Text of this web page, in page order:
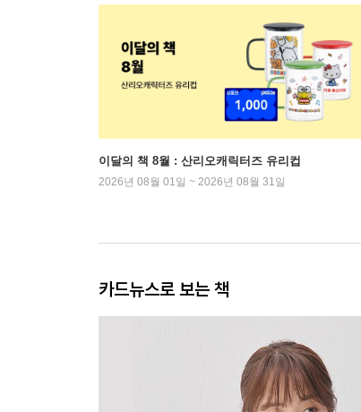
이달의 책 8월 : 산리오캐릭터즈 유리컵
2026년 08월 01일 ~ 2026년 08월 31일
카드뉴스로 보는 책